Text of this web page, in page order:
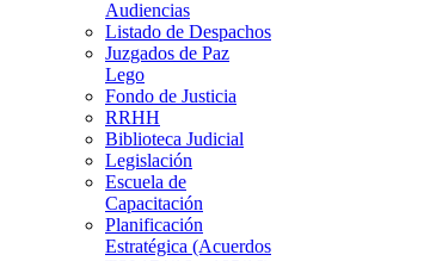
Audiencias
Listado de Despachos
Juzgados de Paz
Lego
Fondo de Justicia
RRHH
Biblioteca Judicial
Legislación
Escuela de
Capacitación
Planificación
Estratégica (Acuerdos